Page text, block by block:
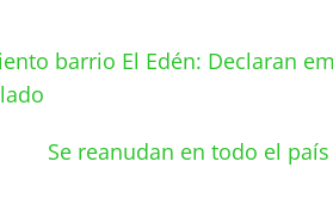
barrio El Edén: Declaran
Se reanudan en todo el